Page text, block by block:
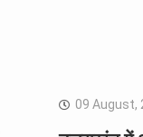
09 August,